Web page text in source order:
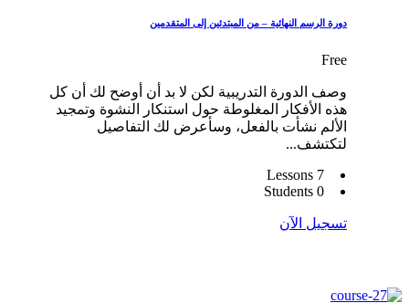
دورة الرسم النهائية – من المبتدئين إلى المتقدمين
Free
وصف الدورة التدريبية لكن لا بد أن أوضح لك أن كل
هذه الأفكار المغلوطة حول استنكار النشوة وتمجيد
الألم نشأت بالفعل، وسأعرض لك التفاصيل
لتكتشف...
7 Lessons
0 Students
تسجيل الآن